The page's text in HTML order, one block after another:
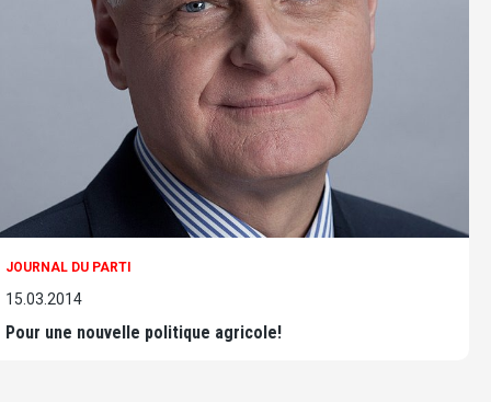
JOURNAL DU PARTI
15.03.2014
Pour une nouvelle politique agricole!